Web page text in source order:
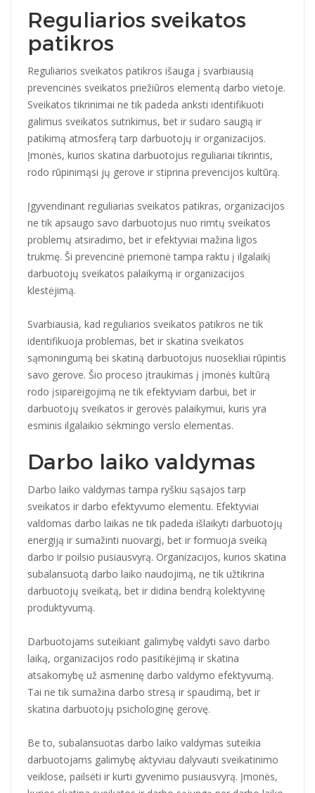
Reguliarios sveikatos
patikros
Reguliarios sveikatos patikros išauga į svarbiausią
prevencinės sveikatos priežiūros elementą darbo vietoje.
Sveikatos tikrinimai ne tik padeda anksti identifikuoti
galimus sveikatos sutrikimus, bet ir sudaro saugią ir
patikimą atmosferą tarp darbuotojų ir organizacijos.
Įmonės, kurios skatina darbuotojus reguliariai tikrintis,
rodo rūpinimąsi jų gerove ir stiprina prevencijos kultūrą.
Įgyvendinant reguliarias sveikatos patikras, organizacijos
ne tik apsaugo savo darbuotojus nuo rimtų sveikatos
problemų atsiradimo, bet ir efektyviai mažina ligos
trukmę. Ši prevencinė priemonė tampa raktu į ilgalaikį
darbuotojų sveikatos palaikymą ir organizacijos
klestėjimą.
Svarbiausia, kad reguliarios sveikatos patikros ne tik
identifikuoja problemas, bet ir skatina sveikatos
sąmoningumą bei skatiną darbuotojus nuosekliai rūpintis
savo gerove. Šio proceso įtraukimas į įmonės kultūrą
rodo įsipareigojimą ne tik efektyviam darbui, bet ir
darbuotojų sveikatos ir gerovės palaikymui, kuris yra
esminis ilgalaikio sėkmingo verslo elementas.
Darbo laiko valdymas
Darbo laiko valdymas tampa ryškiu sąsajos tarp
sveikatos ir darbo efektyvumo elementu. Efektyviai
valdomas darbo laikas ne tik padeda išlaikyti darbuotojų
energiją ir sumažinti nuovargį, bet ir formuoja sveiką
darbo ir poilsio pusiausvyrą. Organizacijos, kurios skatina
subalansuotą darbo laiko naudojimą, ne tik užtikrina
darbuotojų sveikatą, bet ir didina bendrą kolektyvinę
produktyvumą.
Darbuotojams suteikiant galimybę valdyti savo darbo
laiką, organizacijos rodo pasitikėjimą ir skatina
atsakomybę už asmeninę darbo valdymo efektyvumą.
Tai ne tik sumažina darbo stresą ir spaudimą, bet ir
skatina darbuotojų psichologinę gerovę.
Be to, subalansuotas darbo laiko valdymas suteikia
darbuotojams galimybę aktyviau dalyvauti sveikatinimo
veiklose, pailsėti ir kurti gyvenimo pusiausvyrą. Įmonės,